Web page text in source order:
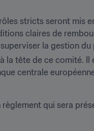
stricts seront mis
claires de
la gestion du
la tête de ce comité. Il
centrale
qui sera